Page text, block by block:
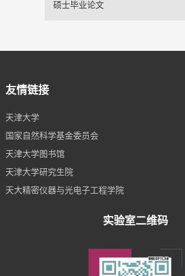
硕士毕业论文
友情链接
天津大学
国家自然科学基金委员会
天津大学图书馆
天津大学研究生院
天大精密仪器与光电子工程学院
实验室二维码